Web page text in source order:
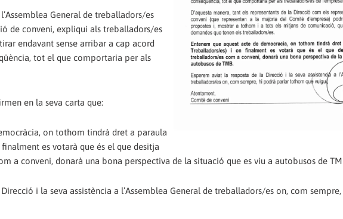
General de treballadors/es
de conveni, expliqui als treballadors/es
endavant sense arribar a cap acord
tot el que comportaria per als
en la seva carta que:
on tothom tindrà dret a paraula
es votarà que és el que desitja
a conveni, donarà una bona perspectiva de la situació que es viu a autobusos de
i la seva assistència a l’Assemblea General de treballadors/es on, com